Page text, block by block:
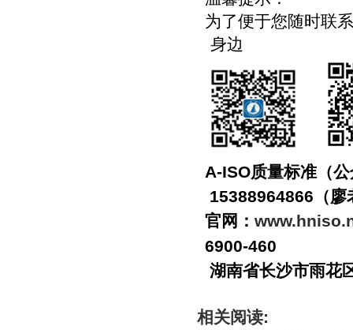
为了便于您随时联
身边
A-ISO质量标准（
15388964866 （
官网：
6900-460
湖南省长沙市雨花
相关阅读: